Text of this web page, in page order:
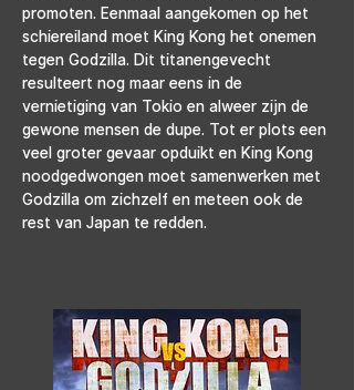
promoten. Eenmaal aangekomen op het
schiereiland moet King Kong het onemen
tegen Godzilla. Dit titanengevecht
resulteert nog maar eens in de
vernietiging van Tokio en alweer zijn de
gewone mensen de dupe. Tot er plots een
veel groter gevaar opduikt en King Kong
noodgedwongen moet samenwerken met
Godzilla om zichzelf en meteen ook de
rest van Japan te redden.